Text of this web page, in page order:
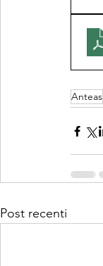
Anteas
Post recenti